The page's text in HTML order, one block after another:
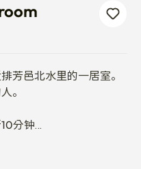
芳邑北水里的一居室。
。
分钟